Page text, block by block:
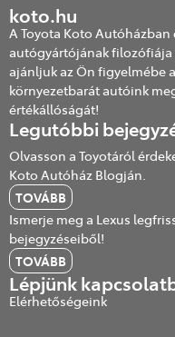
koto.hu
A Toyota Koto
autógyártójának
ajánljuk az Ön figyelmébe
környezetbarát autóink
értékállóságát!
Legutóbbi
Olvasson a Toyotáról
Koto Autóház Blogján.
TOVÁBB
Ismerje meg a Lexus
bejegyzéseiből!
TOVÁBB
Lépjünk
Elérhetőségeink